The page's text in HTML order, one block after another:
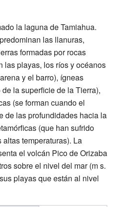
la laguna de Tamiahua.
las llanuras,
formadas por rocas
las playas, los ríos y océanos
y el barro), ígneas
la superficie de la Tierra),
(se forman cuando el
de las profundidades hacia la
(que han sufrido
temperaturas). La
el volcán Pico de Orizaba
sobre el nivel del mar (m s.
playas que están al nivel